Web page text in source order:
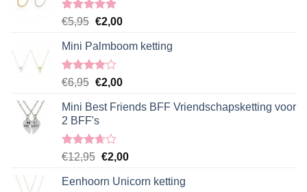
Gewaardeerd
€5,95 Oorspronkelijke
was:
€5,95.
€2,00Huidige
is:
Mini Palmboom ketting
Gewaardeerd
5
€6,95 Oorspronkelijke
was:
€6,95.
€2,00Huidige
is:
Mini Best Friends BFF Vriendschapsketting voor
2 BFF's
Gewaardeerd
5
€12,95 Oorspronkelijke
was:
€2,00Huidige
is:
Eenhoorn Unicorn ketting